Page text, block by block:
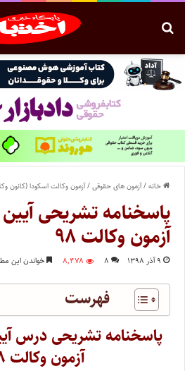
خانه/آزمون های حقوقی/آزمون وکالت اسکودا (کانون
پاسخنامه تشریحی
آزمون وکالت ۹۸
۹ آذر ۱۳۹۸ ۸ ۸,۴۷۸ خواندن این مطلب ۲ دقیقه
فهرست
پاسخنامه تشریحی درس
آزمون وکالت ۱۳۹۸